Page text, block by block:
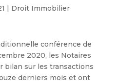
| Droit Immobilier
conférence de
2020, les Notaires
bilan sur les transactions
derniers mois et ont